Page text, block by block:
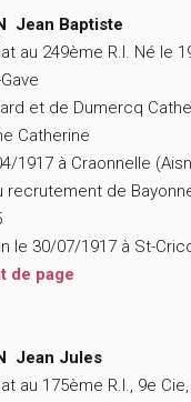
Jean Baptiste
au 249ème R.I. Né le
et de Dumercq
Catherine
1917 à Craonnelle
recrutement de
le 30/07/1917 à St-
de page
Jean Jules
au 175ème R.I., 9e